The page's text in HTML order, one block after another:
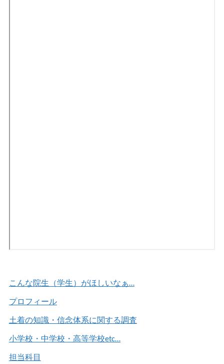
こんな院生（学生）がほしいなぁ…
プロフィール
土着の知識・信念体系に関する調査
小学校・中学校・高等学校etc…
担当科目